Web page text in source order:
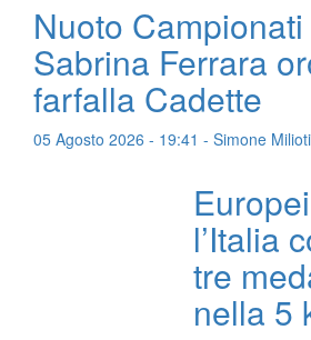
Nuoto
Sabrina Ferrara
farfalla Cadette
05 Agosto 2026 - 19:41 - Simone Milioti
l’Italia
tre
nella 5